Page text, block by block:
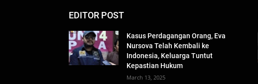
EDITOR POST
Kasus Perdagangan Orang, Eva
Nursova Telah Kembali ke
Indonesia, Keluarga Tuntut
Kepastian Hukum
March 13, 2025